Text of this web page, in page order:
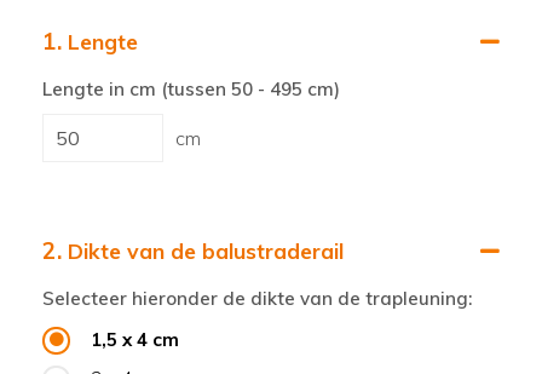
1. Lengte
Lengte in cm (tussen 50 - 495 cm)
cm
2. Dikte van de balustraderail
Selecteer hieronder de dikte van de trapleuning:
1,5 x 4 cm